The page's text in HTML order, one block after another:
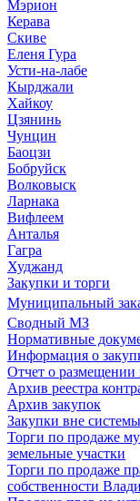
Мэрион
Керава
Скиве
Еленя Гура
Усти-на-лабе
Кырджали
Хайкоу
Цзянинь
Чунцин
Баоцзи
Бобруйск
Волковыск
Ларнака
Вифлеем
Анталья
Гагра
Худжанд
Закупки и торги
Муниципальный
Сводный МЗ
Нормативные
Информация о
Отчет о размещении
Архив реестра
Архив закупок
Закупки вне системы
Торги по продаже
земельные участки
Торги по продаже
собственности